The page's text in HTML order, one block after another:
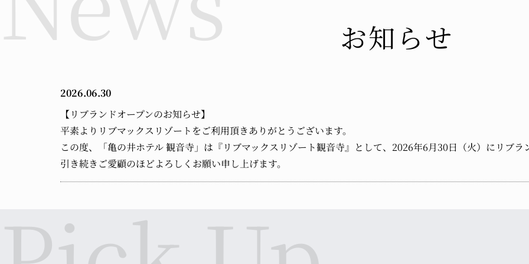
お知らせ
2026.06.30
【リブランドオープンのお知らせ】
平素よりリブマックスリゾートをご利用頂きありがとうございます。
この度、「亀の井ホテル 観音寺」は『リブマックスリゾート観音寺』として、2026年6月30日（火）にリブラ
引き続きご愛顧のほどよろしくお願い申し上げます。